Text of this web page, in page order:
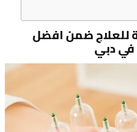
للعلاج ضمن افضل
في دبي